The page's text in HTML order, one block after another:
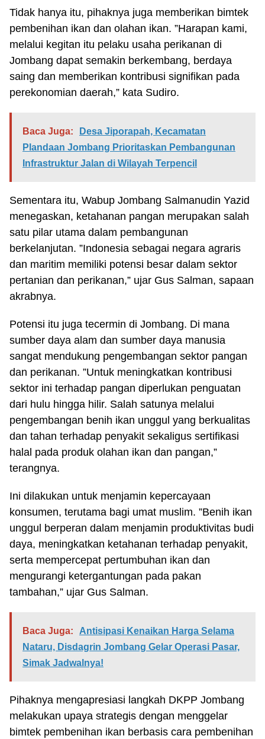
Tidak hanya itu, pihaknya juga memberikan bimtek
pembenihan ikan dan olahan ikan. ”Harapan kami,
melalui kegitan itu pelaku usaha perikanan di
Jombang dapat semakin berkembang, berdaya
saing dan memberikan kontribusi signifikan pada
perekonomian daerah,” kata Sudiro.
Baca Juga:
Desa Jiporapah, Kecamatan
Plandaan Jombang Prioritaskan Pembangunan
Infrastruktur Jalan di Wilayah Terpencil
Sementara itu, Wabup Jombang Salmanudin Yazid
menegaskan, ketahanan pangan merupakan salah
satu pilar utama dalam pembangunan
berkelanjutan. ”Indonesia sebagai negara agraris
dan maritim memiliki potensi besar dalam sektor
pertanian dan perikanan,” ujar Gus Salman, sapaan
akrabnya.
Potensi itu juga tecermin di Jombang. Di mana
sumber daya alam dan sumber daya manusia
sangat mendukung pengembangan sektor pangan
dan perikanan. ”Untuk meningkatkan kontribusi
sektor ini terhadap pangan diperlukan penguatan
dari hulu hingga hilir. Salah satunya melalui
pengembangan benih ikan unggul yang berkualitas
dan tahan terhadap penyakit sekaligus sertifikasi
halal pada produk olahan ikan dan pangan,”
terangnya.
Ini dilakukan untuk menjamin kepercayaan
konsumen, terutama bagi umat muslim. ”Benih ikan
unggul berperan dalam menjamin produktivitas budi
daya, meningkatkan ketahanan terhadap penyakit,
serta mempercepat pertumbuhan ikan dan
mengurangi ketergantungan pada pakan
tambahan,” ujar Gus Salman.
Baca Juga:
Antisipasi Kenaikan Harga Selama
Nataru, Disdagrin Jombang Gelar Operasi Pasar,
Simak Jadwalnya!
Pihaknya mengapresiasi langkah DKPP Jombang
melakukan upaya strategis dengan menggelar
bimtek pembenihan ikan berbasis cara pembenihan